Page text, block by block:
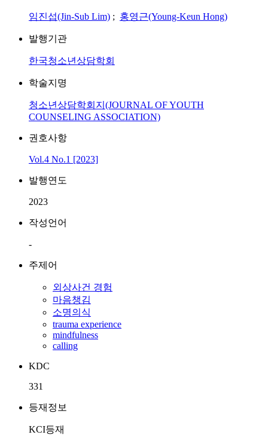
임진섭(Jin-Sub Lim) ; 홍영근(Young-Keun Hong)
발행기관
한국청소년상담학회
학술지명
청소년상담학회지(JOURNAL OF YOUTH
COUNSELING ASSOCIATION)
권호사항
Vol.4 No.1 [2023]
발행연도
2023
작성언어
-
주제어
외상사건 경험
마음챙김
소명의식
trauma experience
mindfulness
calling
KDC
331
등재정보
KCI등재